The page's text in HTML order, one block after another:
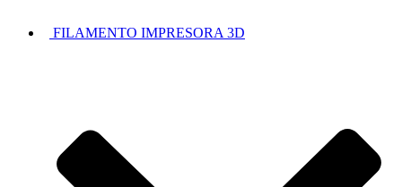
FILAMENTO IMPRESORA 3D